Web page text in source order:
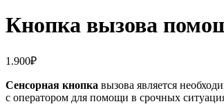
Кнопка вызова
1.900₽
Сенсорная кнопка вызова является
с оператором для помощи в срочных